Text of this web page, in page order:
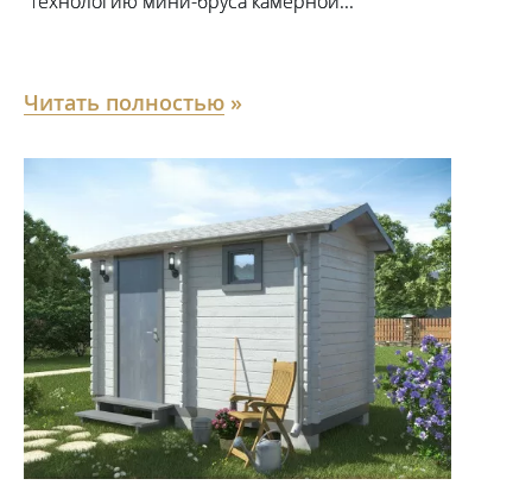
Читать полностью »